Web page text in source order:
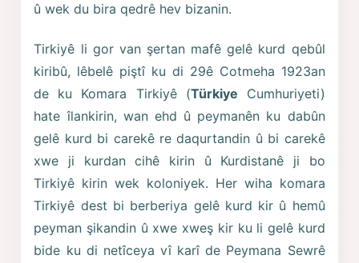
û wek du bira qedrê hev bizanin.
Tirkiyê li gor van şertan mafê gelê kurd qebûl
kiribû, lêbelê piştî ku di 29ê Cotmeha 1923an
de ku Komara Tirkiyê (Türkiye Cumhuriyeti)
hate îlankirin, wan ehd û peymanên ku dabûn
gelê kurd bi carekê re daqurtandin û bi carekê
xwe ji kurdan cihê kirin û Kurdistanê ji bo
Tirkiyê kirin wek koloniyek. Her wiha komara
Tirkiyê dest bi berberiya gelê kurd kir û hemû
peyman şikandin û xwe xweş kir ku li gelê kurd
bide ku di netîceya vî karî de Peymana Sewrê